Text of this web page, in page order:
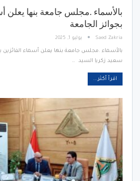
بالأسماء .مجلس جامعة بنها يعلن
بجوائز الجامعة
Saed Zakria يوليو 1, 2025
بالأسماء .مجلس جامعة بنها يعلن أسماء الفائزين
سعيد زكريا السيد …
اقرأ أكثر...